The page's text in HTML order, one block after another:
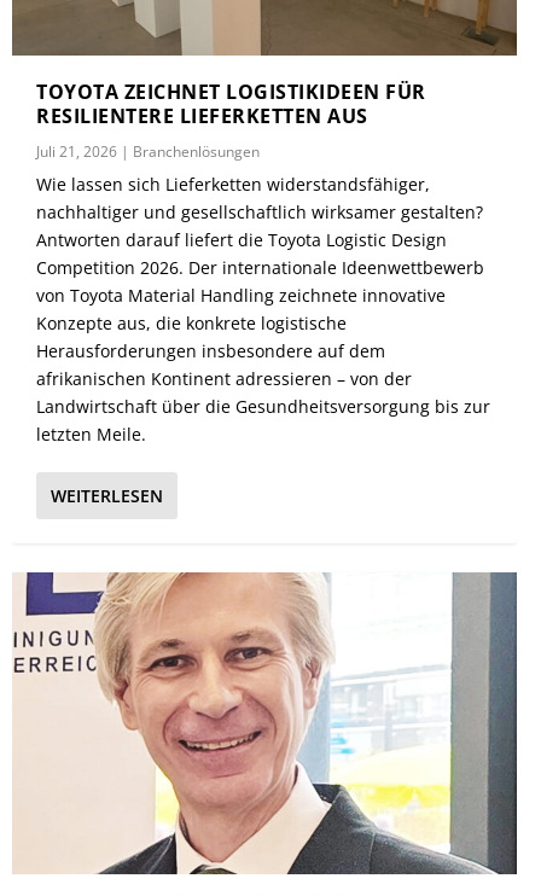
TOYOTA ZEICHNET LOGISTIKIDEEN FÜR
RESILIENTERE LIEFERKETTEN AUS
Juli 21, 2026 | Branchenlösungen
Wie lassen sich Lieferketten widerstandsfähiger,
nachhaltiger und gesellschaftlich wirksamer gestalten?
Antworten darauf liefert die Toyota Logistic Design
Competition 2026. Der internationale Ideenwettbewerb
von Toyota Material Handling zeichnete innovative
Konzepte aus, die konkrete logistische
Herausforderungen insbesondere auf dem
afrikanischen Kontinent adressieren – von der
Landwirtschaft über die Gesundheitsversorgung bis zur
letzten Meile.
WEITERLESEN